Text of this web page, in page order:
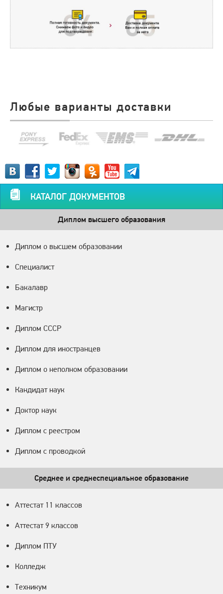
Любые варианты доставки
КАТАЛОГ ДОКУМЕНТОВ
Диплом высшего образования
Диплом о высшем образовании
Специалист
Бакалавр
Магистр
Диплом СССР
Диплом для иностранцев
Диплом о неполном образовании
Кандидат наук
Доктор наук
Диплом с реестром
Диплом с проводкой
Среднее и среднеспециальное образование
Аттестат 11 классов
Аттестат 9 классов
Диплом ПТУ
Колледж
Техникум